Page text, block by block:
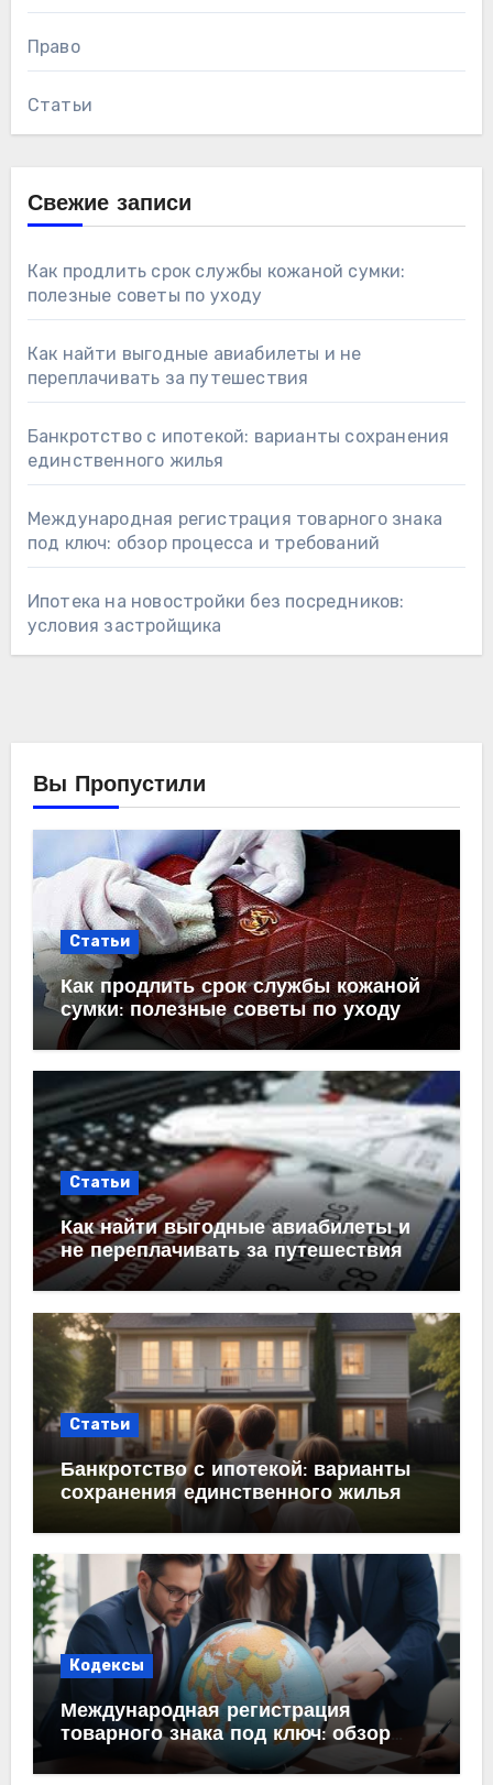
Право
Статьи
Свежие записи
Как продлить срок службы кожаной сумки:
полезные советы по уходу
Как найти выгодные авиабилеты и не
переплачивать за путешествия
Банкротство с ипотекой: варианты сохранения
единственного жилья
Международная регистрация товарного знака
под ключ: обзор процесса и требований
Ипотека на новостройки без посредников:
условия застройщика
Вы Пропустили
Статьи
Как продлить срок службы кожаной
сумки: полезные советы по уходу
Статьи
Как найти выгодные авиабилеты и
не переплачивать за путешествия
Статьи
Банкротство с ипотекой: варианты
сохранения единственного жилья
Кодексы
Международная регистрация
товарного знака под ключ: обзор
процесса и требований